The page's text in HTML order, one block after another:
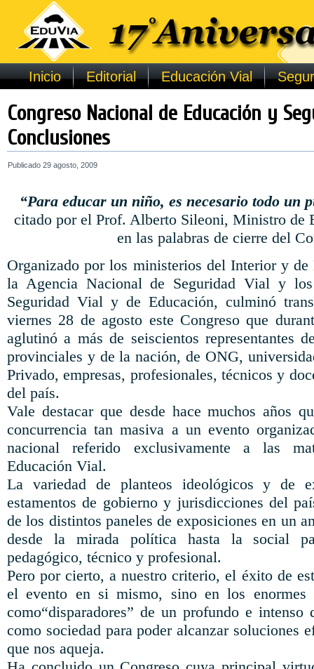
Inicio Editorial Educación Vial
Congreso Nacional de Educación y
Conclusiones
Publicado 29 agosto, 2009
“Para educar un niño, es necesario todo un
citado por el Prof. Alberto Sileoni, Ministro de
en las palabras de cierre del
Organizado por los ministerios del Interior y
la Agencia Nacional de Seguridad Vial y los
Seguridad Vial y de Educación, culminó
viernes 28 de agosto este Congreso que
aglutinó a más de seiscientos representantes
provinciales y de la nación, de ONG,
Privado, empresas, profesionales, técnicos y
del país.
Vale destacar que desde hace muchos años
concurrencia tan masiva a un evento
nacional referido exclusivamente a las
Educación Vial.
La variedad de planteos ideológicos y de
estamentos de gobierno y jurisdicciones del
de los distintos paneles de exposiciones en un
desde la mirada política hasta la social
pedagógico, técnico y profesional.
Pero por cierto, a nuestro criterio, el éxito de
el evento en si mismo, sino en los enormes
como“disparadores” de un profundo e intenso
como sociedad para poder alcanzar soluciones
que nos aqueja.